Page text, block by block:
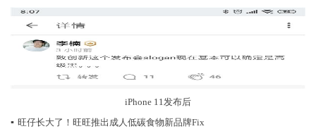
iPhone 11发布后
▪ 旺仔长大了！旺旺推出成人低碳食物新品牌Fix